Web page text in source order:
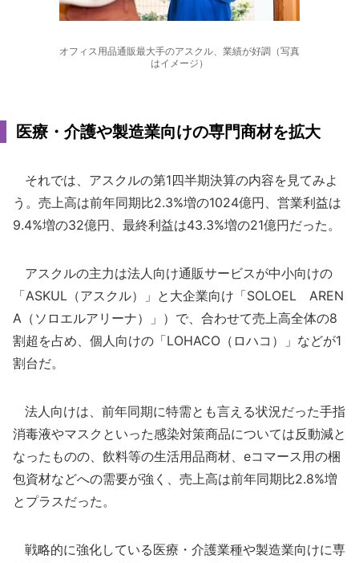
オフィス用品通販最大手のアスクル、業績が好調（写真
はイメージ）
医療・介護や製造業向けの専門商材を拡大
それでは、アスクルの第1四半期決算の内容を見てみよ
う。売上高は前年同期比2.3%増の1024億円、営業利益は
9.4%増の32億円、最終利益は43.3%増の21億円だった。
アスクルの主力は法人向け通販サービスが中小向けの
「ASKUL（アスクル）」と大企業向け「SOLOEL AREN
A（ソロエルアリーナ）」）で、合わせて売上高全体の8
割超を占め、個人向けの「LOHACO（ロハコ）」などが1
割台だ。
法人向けは、前年同期に特需とも言える状況だった手指
消毒液やマスクといった感染対策商品については反動減と
なったものの、飲料等の生活用品商材、eコマース用の梱
包資材などへの需要が強く、売上高は前年同期比2.8%増
とプラスだった。
戦略的に強化している医療・介護業種や製造業向けに専